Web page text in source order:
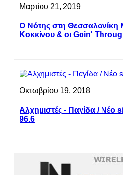
Μαρτίου 21, 2019
Ο Νότης στη Θεσσαλονίκη
Κοκκίνου & οι Goin'
Οκτωβρίου 19, 2018
Αλχημιστές - Παγίδα / Νέο
96.6